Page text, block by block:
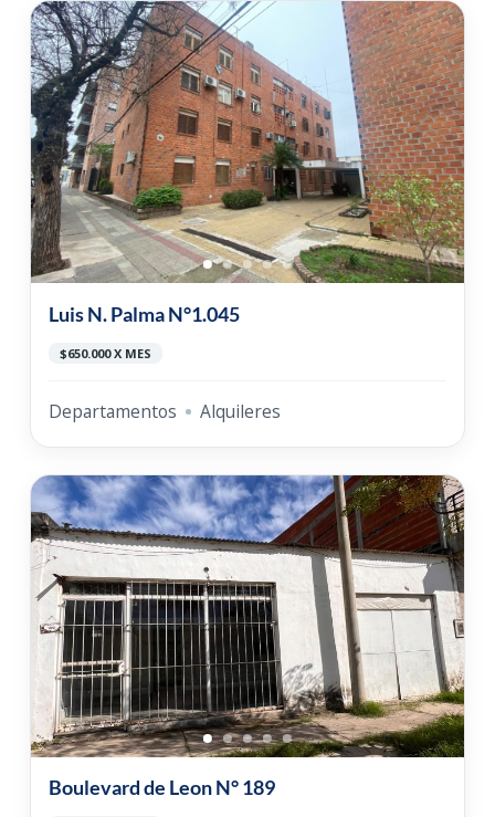
Luis N. Palma N°1.045
$650.000 X MES
Departamentos Alquileres
Boulevard de Leon N° 189